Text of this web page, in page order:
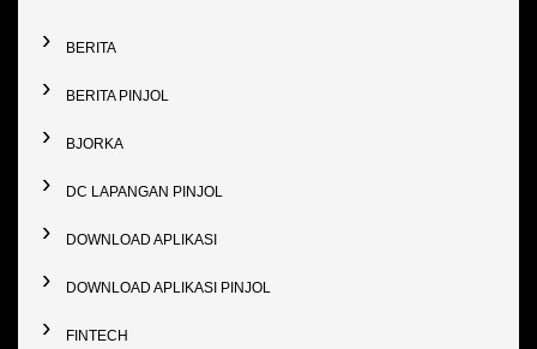
BERITA
BERITA PINJOL
BJORKA
DC LAPANGAN PINJOL
DOWNLOAD APLIKASI
DOWNLOAD APLIKASI PINJOL
FINTECH